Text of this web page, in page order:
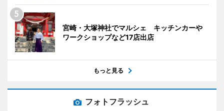
宮崎・大塚神社でマルシェ キッチンカーや
ワークショップなど17店出店
もっと見る
フォトフラッシュ